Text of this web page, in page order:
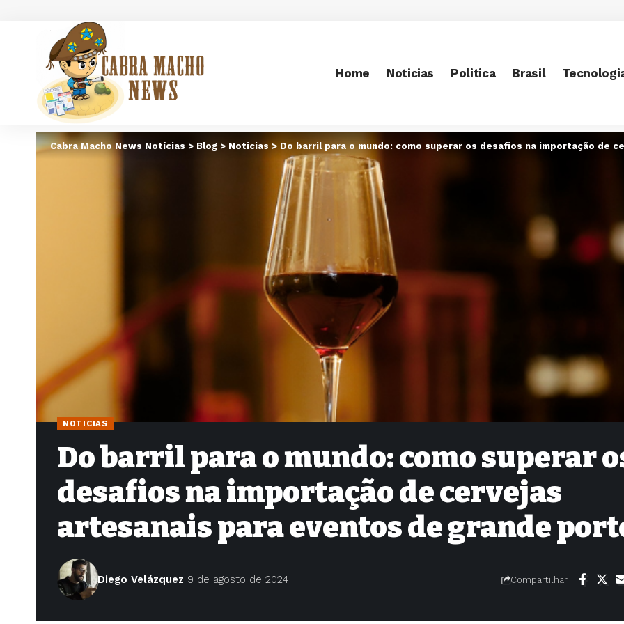
Home Noticias Politica Brasil
Cabra Macho News Notícias > Blog > Noticias > Do barril para o mundo: como superar os desafios na importação de
NOTICIAS
Do barril para o mundo: como superar
desafios na importação de cervejas
artesanais para eventos de grande
Diego Velázquez 9 de agosto de 2024 Compartilhar